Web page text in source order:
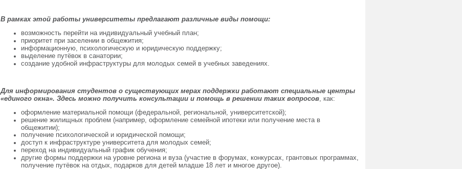
В рамках этой работы университеты предлагают различные виды помощи:
возможность перейти на индивидуальный учебный план;
приоритет при заселении в общежития;
информационную, психологическую и юридическую поддержку;
выделение путёвок в санатории;
создание удобной инфраструктуры для молодых семей в учебных заведениях.
Для информирования студентов о существующих мерах поддержки работают специальные центры
«единого окна». Здесь можно получить консультации и помощь в решении таких вопросов, как:
оформление материальной помощи (федеральной, региональной, университетской);
решение жилищных проблем (например, оформление семейной ипотеки или получение места в
общежитии);
получение психологической и юридической помощи;
доступ к инфраструктуре университета для молодых семей;
переход на индивидуальный график обучения;
другие формы поддержки на уровне региона и вуза (участие в форумах, конкурсах, грантовых программах,
получение путёвок на отдых, подарков для детей младше 18 лет и многое другое).